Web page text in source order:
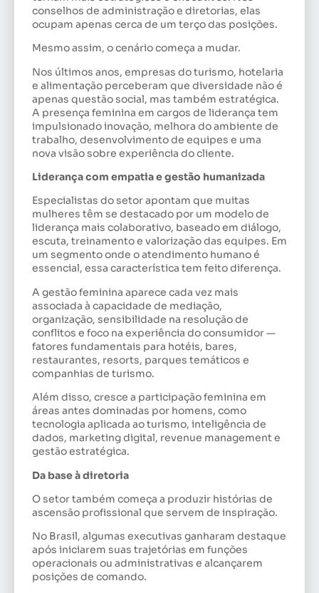
conselhos de administração e diretorias, elas
ocupam apenas cerca de um terço das posições.
Mesmo assim, o cenário começa a mudar.
Nos últimos anos, empresas do turismo, hotelaria
e alimentação perceberam que diversidade não é
apenas questão social, mas também estratégica.
A presença feminina em cargos de liderança tem
impulsionado inovação, melhora do ambiente de
trabalho, desenvolvimento de equipes e uma
nova visão sobre experiência do cliente.
Liderança com empatia e gestão humanizada
Especialistas do setor apontam que muitas
mulheres têm se destacado por um modelo de
liderança mais colaborativo, baseado em diálogo,
escuta, treinamento e valorização das equipes. Em
um segmento onde o atendimento humano é
essencial, essa característica tem feito diferença.
A gestão feminina aparece cada vez mais
associada à capacidade de mediação,
organização, sensibilidade na resolução de
conflitos e foco na experiência do consumidor —
fatores fundamentais para hotéis, bares,
restaurantes, resorts, parques temáticos e
companhias de turismo.
Além disso, cresce a participação feminina em
áreas antes dominadas por homens, como
tecnologia aplicada ao turismo, inteligência de
dados, marketing digital, revenue management e
gestão estratégica.
Da base à diretoria
O setor também começa a produzir histórias de
ascensão profissional que servem de inspiração.
No Brasil, algumas executivas ganharam destaque
após iniciarem suas trajetórias em funções
operacionais ou administrativas e alcançarem
posições de comando.